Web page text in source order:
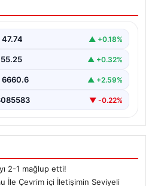
Adresi Ve Sohbet
güvenli bir şekilde bağlantı
47.74 ▲ +0.18%
55.25 ▲ +0.32%
6660.6 ▲ +2.59%
▼ -0.22%
2-1 mağlup etti!
İle Çevrim içi İletişimin Seviyeli